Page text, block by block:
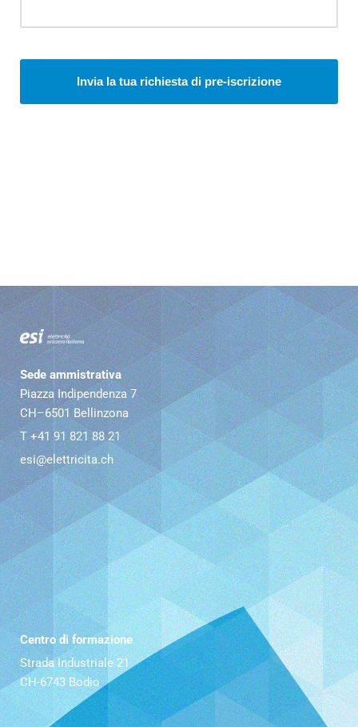
Sede ammistrativa
Piazza Indipendenza 7
CH–6501 Bellinzona
T +41 91 821 88 21
esi@elettricita.ch
Centro di formazione
Strada Industriale 21
CH-6743 Bodio